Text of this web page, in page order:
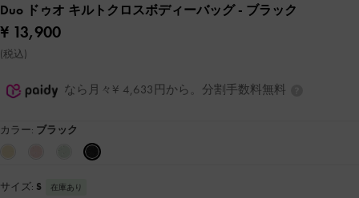
Duo ドゥオ キルトクロスボディーバッグ- ブラック
¥ 13,900
(税込)
なら月々¥ 4,633円から。分割手数料無料
カラー: ブラック
サイズ: S 在庫あり